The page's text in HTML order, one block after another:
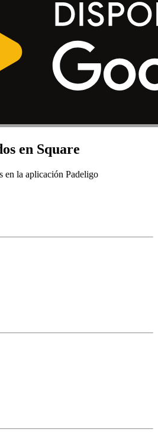
en Square
en la aplicación Padeligo